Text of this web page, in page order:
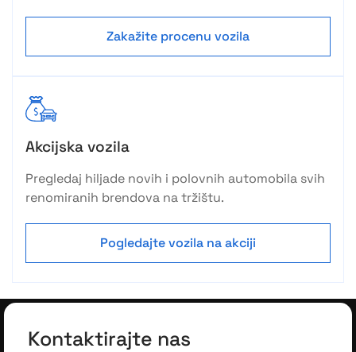
Zakažite procenu vozila
Akcijska vozila
Pregledaj hiljade novih i polovnih automobila svih
renomiranih brendova na tržištu.
Pogledajte vozila na akciji
Kontaktirajte nas